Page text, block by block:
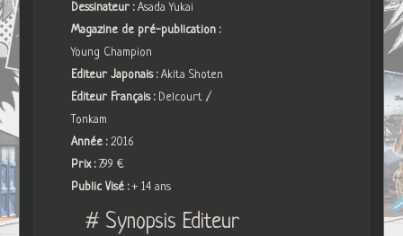
Dessinateur :Asada Yukai
Magazine de pré-publication :
Young Champion
Editeur Japonais :Akita Shoten
Editeur Français : Delcourt /
Tonkam
Année :2016
Prix :7.99 €
Public Visé :+ 14 ans
# Synopsis Editeur